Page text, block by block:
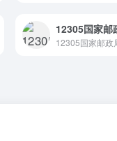
12305国家邮政